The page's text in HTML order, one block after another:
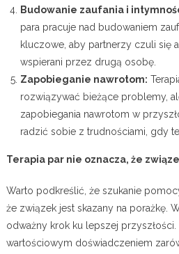
Budowanie zaufania i
para pracuje nad budowaniem
kluczowe, aby partnerzy czuli się
wspierani przez drugą osobę.
Zapobieganie nawrotom:
rozwiązywać bieżące problemy,
zapobiegania nawrotom w
radzić sobie z trudnościami, gdy
Terapia par nie oznacza, że
Warto podkreślić, że szukanie
że związek jest skazany na porażkę.
odważny krok ku lepszej
wartościowym doświadczeniem